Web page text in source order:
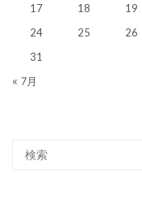
17
18 19
24
25 26
31
« 7月